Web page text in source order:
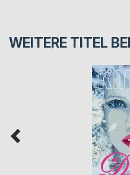
WEITERE TITEL BEI